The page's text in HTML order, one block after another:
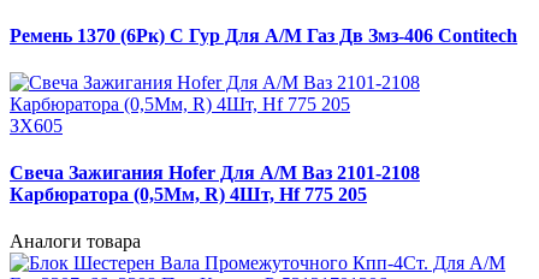
Ремень 1370 (6Рк) С Гур Для А/М Газ Дв Змз-406 Contitech
ЗХ605
Свеча Зажигания Hofer Для А/М Ваз 2101-2108
Карбюратора (0,5Мм, R) 4Шт, Hf 775 205
Аналоги товара